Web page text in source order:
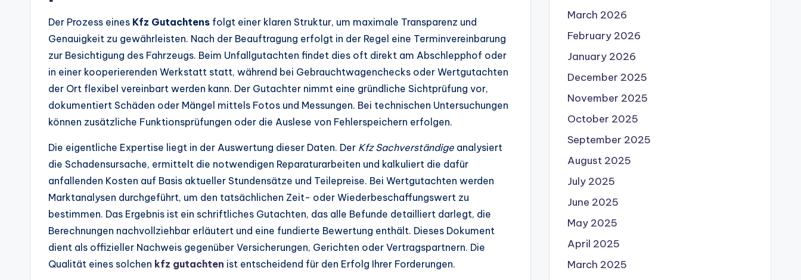
Der Prozess eines Kfz Gutachtens folgt einer klaren Struktur, um maximale Transparenz und
Genauigkeit zu gewährleisten. Nach der Beauftragung erfolgt in der Regel eine Terminvereinbarung
zur Besichtigung des Fahrzeugs. Beim Unfallgutachten findet dies oft direkt am Abschlepphof oder
in einer kooperierenden Werkstatt statt, während bei Gebrauchtwagenchecks oder Wertgutachten
der Ort flexibel vereinbart werden kann. Der Gutachter nimmt eine gründliche Sichtprüfung vor,
dokumentiert Schäden oder Mängel mittels Fotos und Messungen. Bei technischen Untersuchungen
können zusätzliche Funktionsprüfungen oder die Auslese von Fehlerspeichern erfolgen.
Die eigentliche Expertise liegt in der Auswertung dieser Daten. Der Kfz Sachverständige analysiert
die Schadensursache, ermittelt die notwendigen Reparaturarbeiten und kalkuliert die dafür
anfallenden Kosten auf Basis aktueller Stundensätze und Teilepreise. Bei Wertgutachten werden
Marktanalysen durchgeführt, um den tatsächlichen Zeit- oder Wiederbeschaffungswert zu
bestimmen. Das Ergebnis ist ein schriftliches Gutachten, das alle Befunde detailliert darlegt, die
Berechnungen nachvollziehbar erläutert und eine fundierte Bewertung enthält. Dieses Dokument
dient als offizieller Nachweis gegenüber Versicherungen, Gerichten oder Vertragspartnern. Die
Qualität eines solchen kfz gutachten ist entscheidend für den Erfolg Ihrer Forderungen.
March 2026
February 2026
January 2026
December 2025
November 2025
October 2025
September 2025
August 2025
July 2025
June 2025
May 2025
April 2025
March 2025